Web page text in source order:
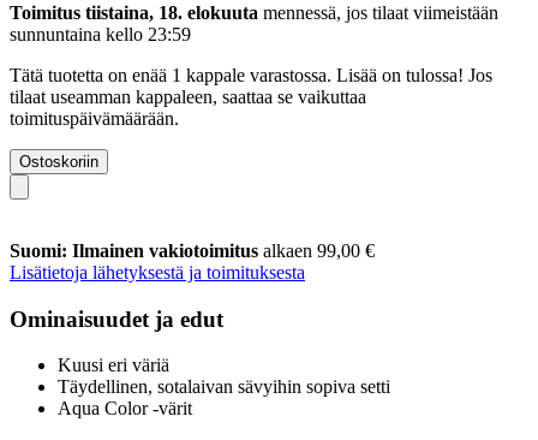
Toimitus tiistaina, 18. elokuuta mennessä, jos tilaat viimeistään
sunnuntaina kello 23:59
Tätä tuotetta on enää 1 kappale varastossa. Lisää on tulossa! Jos
tilaat useamman kappaleen, saattaa se vaikuttaa
toimituspäivämäärään.
Ostoskoriin
Suomi: Ilmainen vakiotoimitus alkaen 99,00 €
Lisätietoja lähetyksestä ja toimituksesta
Ominaisuudet ja edut
Kuusi eri väriä
Täydellinen, sotalaivan sävyihin sopiva setti
Aqua Color -värit